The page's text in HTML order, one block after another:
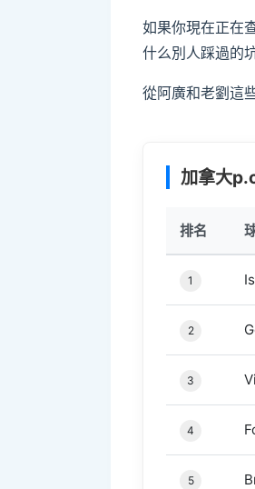
如果你現在正在
什么別人踩過的
從阿廣和老劉這
加拿大
排名
1
2
3
4
5